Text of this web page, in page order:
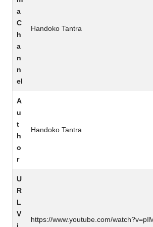
a
C
h
a
n
n
el
Handoko Tantra
A
u
t
h
o
r
Handoko Tantra
U
R
L
V
https://www.youtube.com/